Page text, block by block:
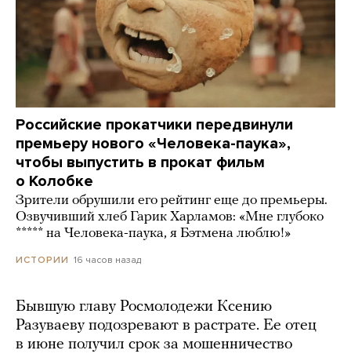
Российские прокатчики передвинули
премьеру нового «Человека-паука»,
чтобы выпустить в прокат фильм
о Колобке
Зрители обрушили его рейтинг еще до премьеры.
Озвучивший хлеб Гарик Харламов: «Мне глубоко
***** на Человека-паука, я Бэтмена люблю!»
ИСТОРИИ 16 часов назад
Бывшую главу Росмолодежи Ксению
Разуваеву подозревают в растрате. Ее отец
в июне получил срок за мошенничество